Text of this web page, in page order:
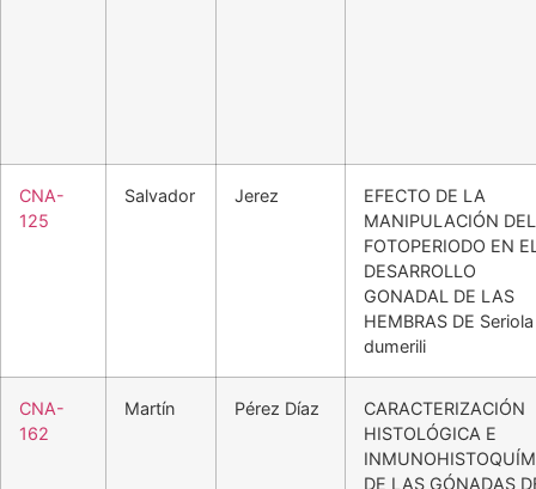
CNA-
125
Salvador Jerez
EFECTO DE LA
MANIPULACIÓN DEL
FOTOPERIODO EN
DESARROLLO
GONADAL DE LAS
HEMBRAS DE Seriola
dumerili
CNA-
162
Martín Pérez Díaz
CARACTERIZACIÓN
HISTOLÓGICA E
DE LAS GÓNADAS